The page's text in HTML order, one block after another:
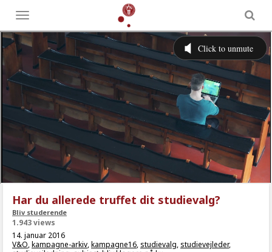
Toggle
menu
Har du allerede truffet dit studievalg?
Bliv studerende
1.943 views
14. januar 2016
V&O,kampagne-arkiv,kampagne16, studievalg, studievejleder,